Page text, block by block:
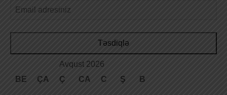
Təsdiqlə
Avqust 2026
BE
ÇA Ç CA C Ş B